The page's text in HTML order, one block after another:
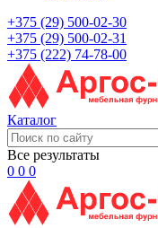
+375 (29) 500-02-30
+375 (29) 500-02-31
+375 (222) 74-78-00
Каталог
Все результаты
0 0 0